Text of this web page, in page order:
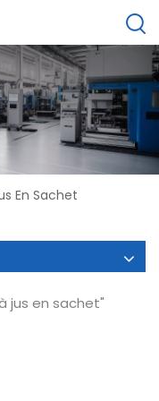
En Sachet
jus en sachet"